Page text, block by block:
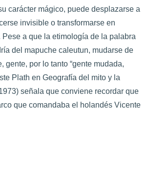
carácter mágico, puede desplazarse a
invisible o transformarse en
a que la etimología de la palabra
del mapuche caleutun, mudarse de
gente, por lo tanto “gente mudada,
Plath en Geografía del mito y la
señala que conviene recordar que
que comandaba el holandés Vicente